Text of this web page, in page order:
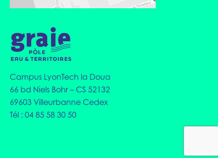
Campus LyonTech la Doua
66 bd Niels Bohr – CS 52132
69603 Villeurbanne Cedex
Tél : 04 85 58 30 50